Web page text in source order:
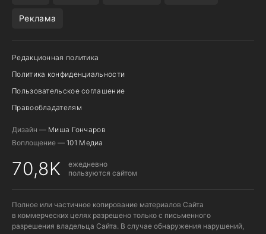
Реклама
Редакционная политика
Политика конфиденциальности
Пользовательское соглашение
Правообладателям
Дизайн — Миша Гончаров
Воплощение — 101 Медиа
70,8K
ежедневно
пользуются сайтом
Полное или частичное копирование материалов Сайта
в коммерческих целях разрешено только с письменного
разрешения владельца Сайта. В случае обнаружения нарушений,